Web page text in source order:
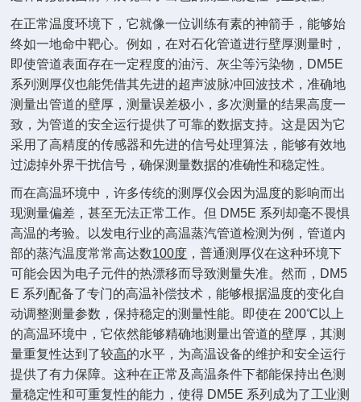
在正常温度环境下，它就像一位训练有素的神箭手，能够始
终如一地命中靶心。例如，在对石化管道进行壁厚测量时，
即使管道表面存在一定程度的油污、灰尘等污染物，DM5E
系列测厚仪也能凭借其先进的超声波脉冲回波技术，准确地
测量出管道的壁厚，测量误差极小，多次测量的结果高度一
致，为管道的安全运行提供了可靠的数据支持。这是因为它
采用了高精度的传感器和先进的信号处理算法，能够有效地
过滤掉外界干扰信号，确保测量数据的准确性和稳定性。
而在高温环境中，许多传统的测厚仪会因为温度的影响而出
现测量偏差，甚至无法正常工作。但 DM5E 系列却毫不畏惧
高温的考验。以发电行业的高温蒸汽管道检测为例，管道内
部的蒸汽温度常常高达数100度 ，普通测厚仪在这种环境下
可能会因为电子元件的热漂移而导致测量失准。然而，DM5
E 系列配备了专门的高温补偿技术，能够根据温度的变化自
动调整测量参数，保持稳定的测量性能。即使在 200℃以上
的高温环境中，它依然能够精确地测量出管道的壁厚，其测
量重复性达到了较高的水平，为高温设备的维护和安全运行
提供了有力保障。这种在正常及高温条件下都能保持出色测
量稳定性和可重复性的能力，使得 DM5E 系列成为了工业测